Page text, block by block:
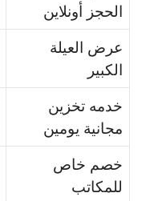
الحجز أونلاين
عرض العيلة
الكبير
خدمه تخزين
مجانية يومين
خصم خاص
للمكاتب